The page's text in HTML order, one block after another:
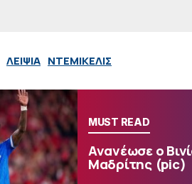
ΛΕΙΨΙΑ ΝΤΕΜΙΚΕΛΙΣ
MUST READ
Ανανέωσε ο
Μαδρίτης (pic)